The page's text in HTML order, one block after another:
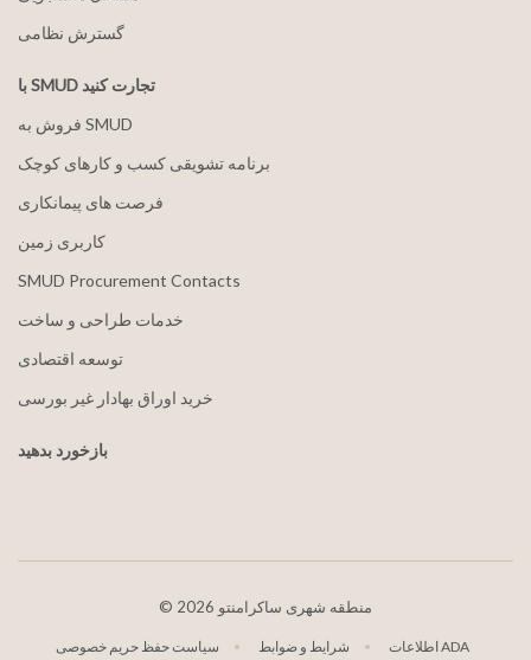
گسترش نظامی
با SMUD تجارت کنید
فروش به SMUD
برنامه تشویقی کسب و کارهای کوچک
فرصت های پیمانکاری
کاربری زمین
SMUD Procurement Contacts
خدمات طراحی و ساخت
توسعه اقتصادی
خرید اوراق بهادار غیر بورسی
بازخورد بدهید
© 2026 منطقه شهری ساکرامنتو
سیاست حفظ حریم خصوصی شرایط و ضوابط اطلاعات ADA